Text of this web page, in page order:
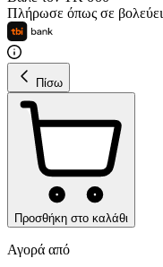
Πλήρωσε όπως σε βολεύει
Πίσω
Προσθήκη στο καλάθι
Αγορά από